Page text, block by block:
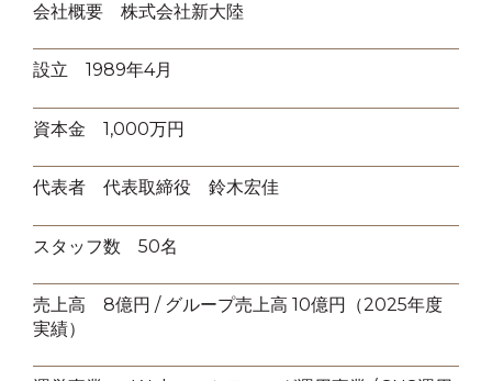
会社概要 株式会社新大陸
設立 1989年4月
資本金 1,000万円
代表者 代表取締役 鈴木宏佳
スタッフ数 50名
売上高 8億円 / グループ売上高 10億円（2025年度
実績）